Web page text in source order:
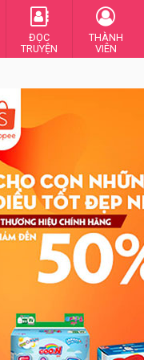
ĐỌC
TRUYỆN
THÀNH
VIÊN